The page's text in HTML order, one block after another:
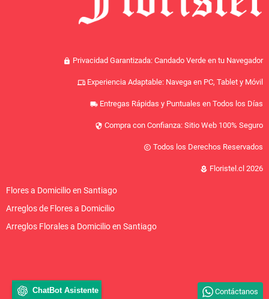
ChatBot Asistente
lock Privacidad Garantizada: Candado Verde en tu Navegador
devices Experiencia Adaptable: Navega en PC, Tablet y Móvil
local_shipping Entregas Rápidas y Puntuales en Todos los Días
security Compra con Confianza: Sitio Web 100% Seguro
copyright Todos los Derechos Reservados
local_florist Floristel.cl 2026
Flores a Domicilio en Santiago
Arreglos de Flores a Domicilio
Arreglos Florales a Domicilio en Santiago
Contáctanos